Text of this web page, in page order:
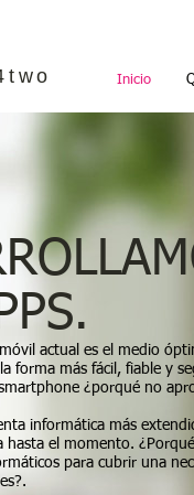
actual es el medio
forma más fácil, fiable y
¿porqué no
informática más
hasta el momento.
para cubrir una
Inicio